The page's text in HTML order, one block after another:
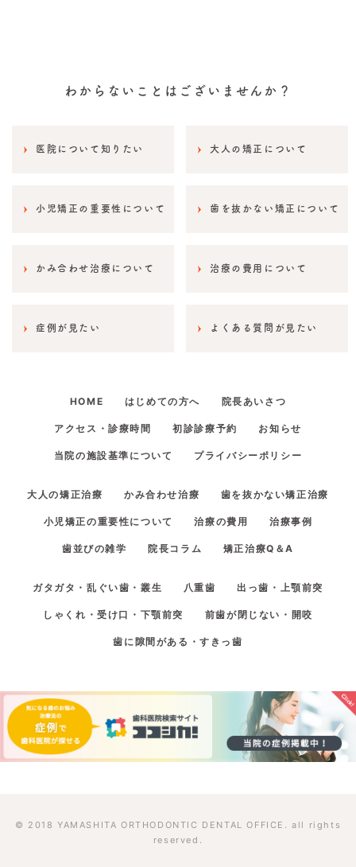
わからないことはございませんか？
医院について知りたい 大人の矯正について
小児矯正の重要性について 歯を抜かない矯正について
かみ合わせ治療について 治療の費用について
症例が見たい よくある質問が見たい
HOME はじめての方へ 院長あいさつ
アクセス・診療時間 初診診療予約 お知らせ
当院の施設基準について プライバシーポリシー
大人の矯正治療 かみ合わせ治療 歯を抜かない矯正治療
小児矯正の重要性について 治療の費用 治療事例
歯並びの雑学 院長コラム 矯正治療Q＆A
ガタガタ・乱ぐい歯・叢生 八重歯 出っ歯・上顎前突
しゃくれ・受け口・下顎前突 前歯が閉じない・開咬
歯に隙間がある・すきっ歯
© 2018 YAMASHITA ORTHODONTIC DENTAL OFFICE. all rights
reserved.